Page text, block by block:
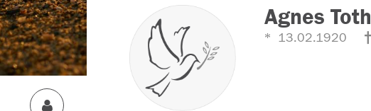
Agnes Toth
13.02.1920